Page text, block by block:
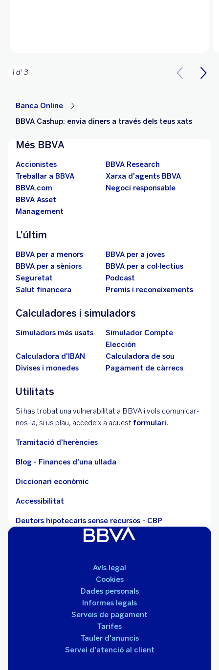
1 d' 3
Banca Online
BBVA Cashup: envia diners a través dels teus xats
Més BBVA
Accionistes
BBVA Research
Treballar a BBVA
Xarxa d'agents BBVA
BBVA.com
Negoci responsable
BBVA Asset
Management
L'últim
BBVA per a menors
BBVA per a joves
BBVA per a sèniors
BBVA per a col·lectius
Seguretat
Podcast
Salut financera
Premis i reconeixements
Calculadores i simuladors
Simuladors més usats
Simulador Compte
Elección
Calculadora d'IBAN
Calculadora de sou
Divises i monedes
Pagament de càrrecs
Utilitats
Si has trobat una vulnerabilitat a BBVA i vols comunicar-
nos-la, si us plau, accedeix a aquest formulari.
Tramitació d'herències
Blog - Finances d'una ullada
Diccionari econòmic
Accessibilitat
Deutors hipotecaris sense recursos - CBP
Avís legal
Cookies
Dades personals
Informes legals
Serveis de pagament
Tarifes
Tauler d'anuncis
Servei d'atenció al client